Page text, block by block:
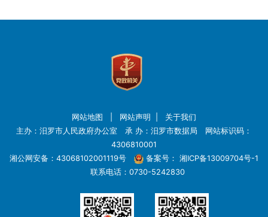
网站地图 网站声明
关于我们
主办：汨罗市人民政府办公室 承 办：汨罗市数据局 网站标识码：
4306810001
湘公网安备：43068102001119号
备案号： 湘ICP备13009704号-1
联系电话：0730-5242830